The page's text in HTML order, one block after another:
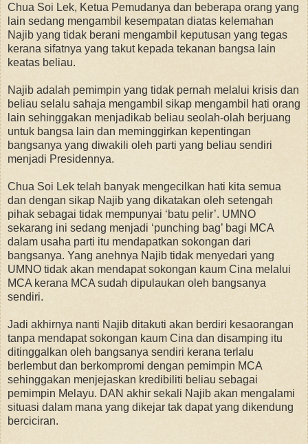
Chua Soi Lek, Ketua Pemudanya dan beberapa orang yang
lain sedang mengambil kesempatan diatas kelemahan
Najib yang tidak berani mengambil keputusan yang tegas
kerana sifatnya yang takut kepada tekanan bangsa lain
keatas beliau.
Najib adalah pemimpin yang tidak pernah melalui krisis dan
beliau selalu sahaja mengambil sikap mengambil hati orang
lain sehinggakan menjadikab beliau seolah-olah berjuang
untuk bangsa lain dan meminggirkan kepentingan
bangsanya yang diwakili oleh parti yang beliau sendiri
menjadi Presidennya.
Chua Soi Lek telah banyak mengecilkan hati kita semua
dan dengan sikap Najib yang dikatakan oleh setengah
pihak sebagai tidak mempunyai ‘batu pelir’. UMNO
sekarang ini sedang menjadi ‘punching bag’ bagi MCA
dalam usaha parti itu mendapatkan sokongan dari
bangsanya. Yang anehnya Najib tidak menyedari yang
UMNO tidak akan mendapat sokongan kaum Cina melalui
MCA kerana MCA sudah dipulaukan oleh bangsanya
sendiri.
Jadi akhirnya nanti Najib ditakuti akan berdiri kesaorangan
tanpa mendapat sokongan kaum Cina dan disamping itu
ditinggalkan oleh bangsanya sendiri kerana terlalu
berlembut dan berkompromi dengan pemimpin MCA
sehinggakan menjejaskan kredibiliti beliau sebagai
pemimpin Melayu. DAN akhir sekali Najib akan mengalami
situasi dalam mana yang dikejar tak dapat yang dikendung
berciciran.